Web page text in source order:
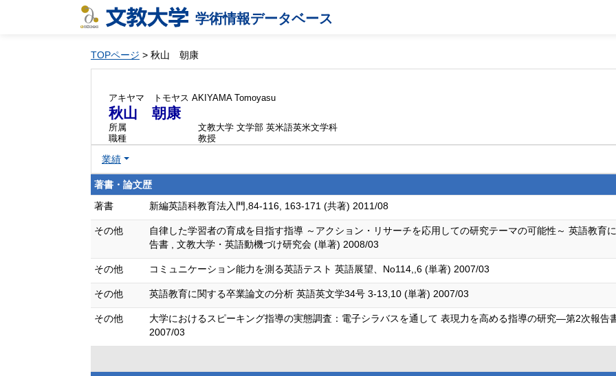
学術情報データベース
TOPページ > 秋山 朝康
アキヤマ トモヤス AKIYAMA Tomoyasu
秋山 朝康
所属
文教大学 文学部 英米語英米文学科
職種
教授
業績
著書・論文歴
著書
新編英語科教育法入門,84-116, 163-171 (共著) 2011/08
その他
自律した学習者の育成を目指す指導 ～アクション・リサーチを応用しての研究テーマの可能性～ 英語教
告書 , 文教大学・英語動機づけ研究会 (単著) 2008/03
その他 コミュニケーション能力を測る英語テスト 英語展望、No114,,6 (単著) 2007/03
その他 英語教育に関する卒業論文の分析 英語英文学34号 3-13,10 (単著) 2007/03
その他
大学におけるスピーキング指導の実態調査：電子シラバスを通して 表現力を高める指導の研究―第2次報
2007/03